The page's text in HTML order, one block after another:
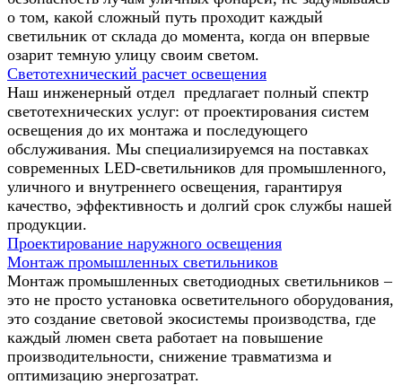
о том, какой сложный путь проходит каждый
светильник от склада до момента, когда он впервые
озарит темную улицу своим светом.
Светотехнический расчет освещения
Наш инженерный отдел предлагает полный спектр
светотехнических услуг: от проектирования систем
освещения до их монтажа и последующего
обслуживания. Мы специализируемся на поставках
современных LED-светильников для промышленного,
уличного и внутреннего освещения, гарантируя
качество, эффективность и долгий срок службы нашей
продукции.
Проектирование наружного освещения
Монтаж промышленных светильников
Монтаж промышленных светодиодных светильников –
это не просто установка осветительного оборудования,
это создание световой экосистемы производства, где
каждый люмен света работает на повышение
производительности, снижение травматизма и
оптимизацию энергозатрат.